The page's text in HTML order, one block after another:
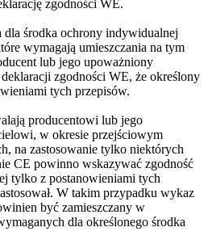
zgodności WE.
dla środka ochrony indywidualnej
wymagają umieszczania na tym
lub jego upoważniony
zgodności WE, że określony
tych przepisów.
producentowi lub jego
w okresie przejściowym
na zastosowanie tylko niektórych
CE powinno wskazywać zgodność
tylko z postanowieniami tych
W takim przypadku wykaz
być zamieszczany w
dla określonego środka